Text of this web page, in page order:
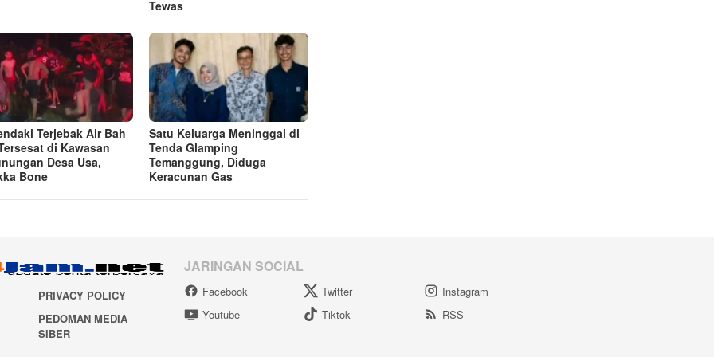
Tewas
Terjebak Air Bah
di Kawasan
Desa Usa,
Bone
Satu Keluarga Meninggal di
Tenda Glamping
Temanggung, Diduga
Keracunan Gas
PRIVACY POLICY
PEDOMAN MEDIA
SIBER
JARINGAN SOCIAL
Facebook Twitter
Instagram
Youtube
Tiktok RSS